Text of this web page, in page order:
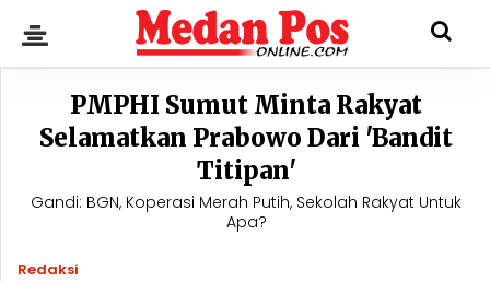
PMPHI Sumut Minta Rakyat
Selamatkan Prabowo Dari 'Bandit
Titipan'
Gandi: BGN, Koperasi Merah Putih, Sekolah Rakyat Untuk
Apa?
Redaksi